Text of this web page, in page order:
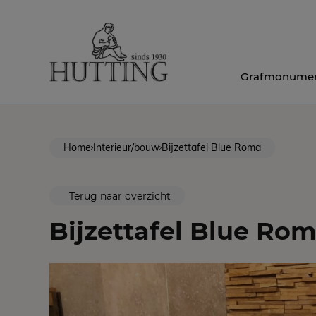
Home Interieur/bouw Bijzettafel Blue Roma
Terug naar overzicht
Bijzettafel Blue